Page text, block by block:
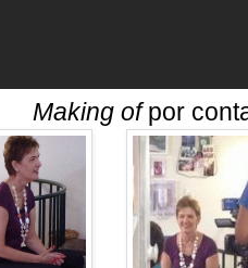
Making ofpor